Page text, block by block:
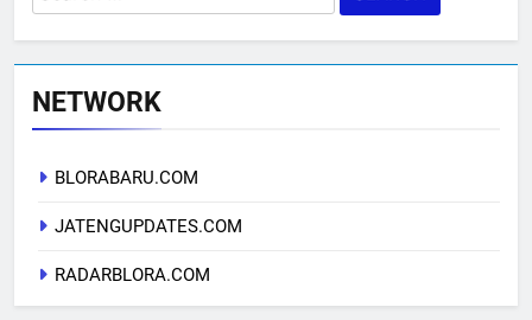
for:
NETWORK
BLORABARU.COM
JATENGUPDATES.COM
RADARBLORA.COM